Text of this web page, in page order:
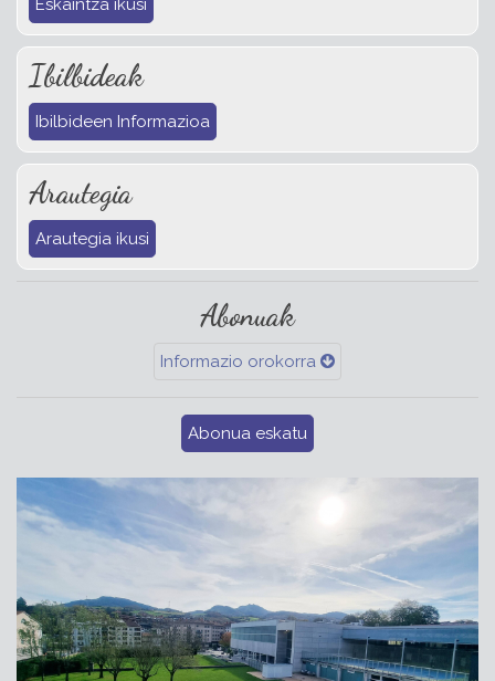
Eskaintza ikusi
Ibilbideak
Ibilbideen Informazioa
Arautegia
Arautegia ikusi
Abonuak
Informazio orokorra
Abonua eskatu